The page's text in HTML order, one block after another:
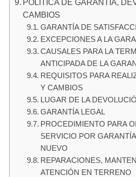
CAMBIOS
GARANTÍA DE
EXCEPCIONES A LA
CAUSALES PARA LA
ANTICIPADA DE LA
REQUISITOS PARA
Y CAMBIOS
LUGAR DE LA
GARANTÍA LEGAL
PROCEDIMIENTO PARA
SERVICIO POR
NUEVO
REPARACIONES,
ATENCIÓN EN TERRENO